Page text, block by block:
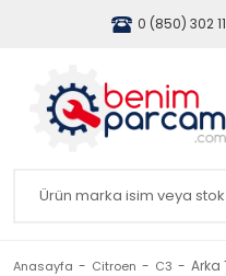
0 (850) 302
Anasayfa Citroen C3 Arka